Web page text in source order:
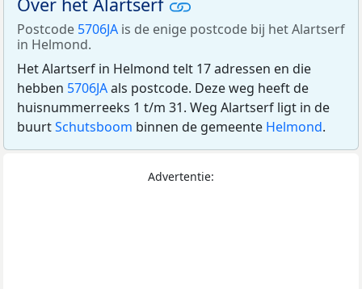
Postcode 5706JA is de enige postcode bij het Alartserf
in Helmond.
Het Alartserf in Helmond telt 17 adressen en die
hebben 5706JAals postcode. Deze weg heeft de
huisnummerreeks 1 t/m 31. Weg Alartserf ligt in de
buurtSchutsboom binnen de gemeente Helmond.
Advertentie: